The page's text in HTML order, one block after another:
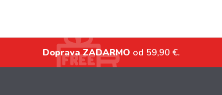
Doprava ZADARMO od 59,90 €.